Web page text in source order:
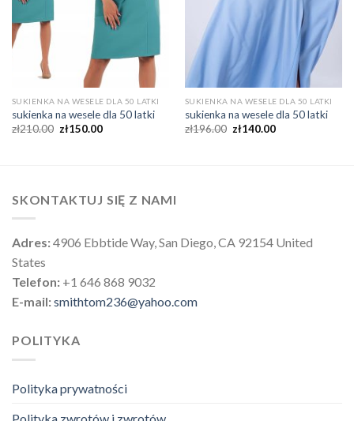
SUKIENKA NA WESELE DLA 50 LATKI
sukienka na wesele dla 50 latki
zł210.00 zł150.00
SUKIENKA NA WESELE DLA 50 LATKI
sukienka na wesele dla 50 latki
zł196.00 zł140.00
SKONTAKTUJ SIĘ Z NAMI
Adres:4906 Ebbtide Way, San Diego, CA 92154 United
States
Telefon: +1 646 868 9032
E-mail:smithtom236@yahoo.com
POLITYKA
Polityka prywatności